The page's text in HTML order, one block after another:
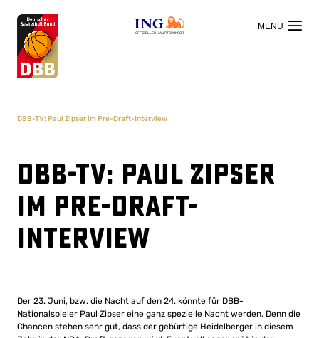
OFFIZIELLER HAUPTSPONSOR
DBB-TV: Paul Zipser im Pre-Draft-Interview
DBB-TV: Paul Zipser
im Pre-Draft-
Interview
Der 23. Juni, bzw. die Nacht auf den 24. könnte für DBB-
Nationalspieler Paul Zipser eine ganz spezielle Nacht werden. Denn die
Chancen stehen sehr gut, dass der gebürtige Heidelberger in diesem